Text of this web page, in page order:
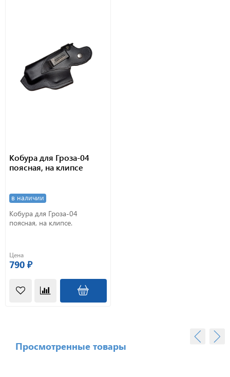
Кобура для Гроза-04
поясная, на клипсе
в наличии
Кобура для Гроза-04
поясная, на клипсе.
Цена
790 ₽
Просмотренные товары